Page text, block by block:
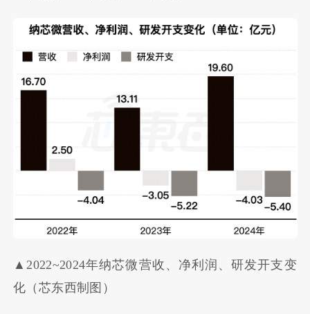
▲2022~2024年纳芯微营收、净利润、研发开支变
化（芯东西制图）